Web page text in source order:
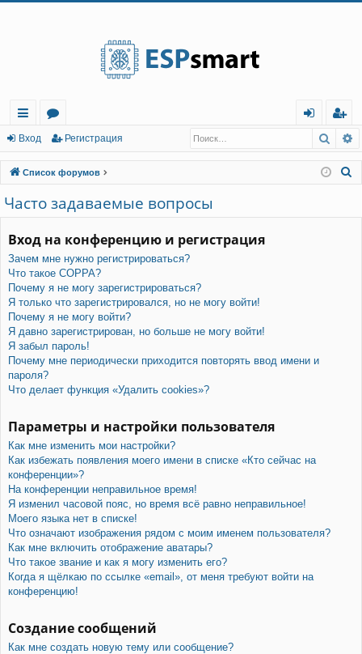
с
ы
лк
и
о
ру
м
ы
д
г
ис
тр
Вход Регистрация
Список форумов
Часто задаваемые вопросы
Вход на конференцию и регистрация
Зачем мне нужно регистрироваться?
Что такое COPPA?
Почему я не могу зарегистрироваться?
Я только что зарегистрировался, но не могу войти!
Почему я не могу войти?
Я давно зарегистрирован, но больше не могу войти!
Я забыл пароль!
Почему мне периодически приходится повторять ввод имени и
пароля?
Что делает функция «Удалить cookies»?
Параметры и настройки пользователя
Как мне изменить мои настройки?
Как избежать появления моего имени в списке «Кто сейчас на
конференции»?
На конференции неправильное время!
Я изменил часовой пояс, но время всё равно неправильное!
Моего языка нет в списке!
Что означают изображения рядом с моим именем пользователя?
Как мне включить отображение аватары?
Что такое звание и как я могу изменить его?
Когда я щёлкаю по ссылке «email», от меня требуют войти на
конференцию!
Создание сообщений
Как мне создать новую тему или сообщение?